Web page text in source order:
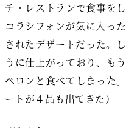
チ・レストランで食事を
コラシフォンが気に入っ
されたデザートだった。
うに仕上がっており、も
ペロンと食べてしまった
ートが４品も出てきた）